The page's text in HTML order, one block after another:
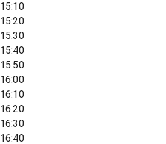
15:10
15:20
15:30
15:40
15:50
16:00
16:10
16:20
16:30
16:40